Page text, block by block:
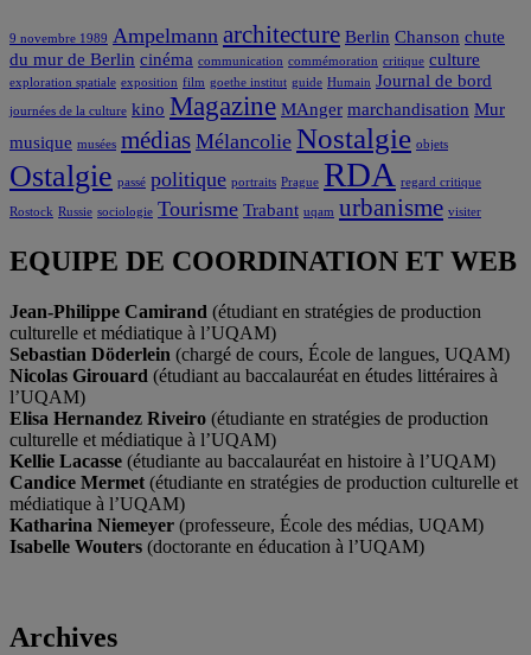
9 novembre 1989 Ampelmann architecture Berlin Chanson chute
du mur de Berlin cinéma communication commémoration critique culture
exploration spatiale exposition film goethe institut guide Humain Journal de bord
journées de la culture kino Magazine MAnger marchandisation Mur
musique musées médias Mélancolie Nostalgie objets
Ostalgie passé politique portraits Prague RDA regard critique
Rostock Russie sociologie Tourisme Trabant uqam urbanisme visiter
EQUIPE DE COORDINATION ET WEB
Jean-Philippe Camirand (étudiant en stratégies de production
culturelle et médiatique à l’UQAM)
Sebastian Döderlein (chargé de cours, École de langues, UQAM)
Nicolas Girouard (étudiant au baccalauréat en études littéraires à
l’UQAM)
Elisa Hernandez Riveiro (étudiante en stratégies de production
culturelle et médiatique à l’UQAM)
Kellie Lacasse (étudiante au baccalauréat en histoire à l’UQAM)
Candice Mermet (étudiante en stratégies de production culturelle et
médiatique à l’UQAM)
Katharina Niemeyer (professeure, École des médias, UQAM)
Isabelle Wouters (doctorante en éducation à l’UQAM)
Archives